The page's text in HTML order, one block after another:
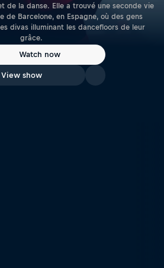
de la danse. Elle a trouvé une seconde vie
de Barcelone, en Espagne, où des gens
divas illuminant les dancefloors de leur
grâce.
Watch now
View show